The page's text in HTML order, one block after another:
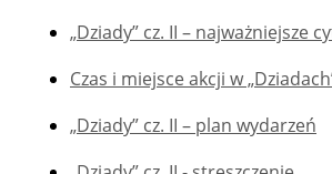
„Dziady” cz. II – najważniejsze
Czas i miejsce akcji w
„Dziady” cz. II – plan wydarzeń